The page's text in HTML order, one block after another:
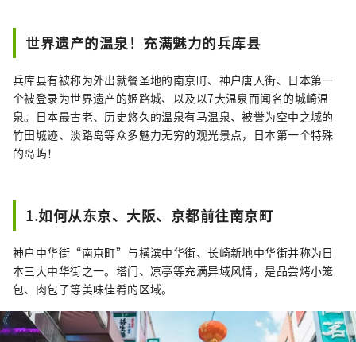
世界遗产的温泉！充满魅力的兵库县
兵库县有被称为外出就餐圣地的南京町、神户唐人街、日本第一
个被登录为世界遗产的姬路城、以及以7大温泉而闻名的城崎温
泉。日本最古老、历史悠久的温泉有马温泉、被誉为空中之城的
竹田城迹、淡路岛等众多魅力无穷的观光景点，日本第一个特殊
的岛屿！
1.如何从东京、大阪、京都前往南京町
神户中华街“南京町”与横滨中华街、长崎新地中华街并称为日
本三大中华街之一。塔门、凉亭等充满异域风情，是品尝烤小笼
包、肉包子等美味佳肴的区域。